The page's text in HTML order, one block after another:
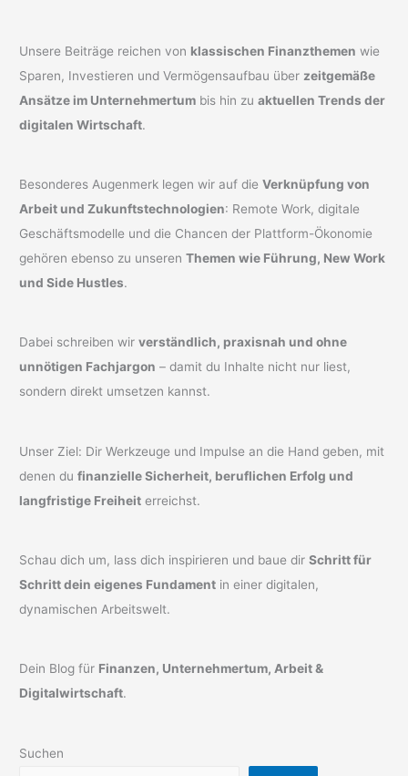
Unsere Beiträge reichen von klassischen Finanzthemen wie
Sparen, Investieren und Vermögensaufbau über zeitgemäße
Ansätze im Unternehmertum bis hin zuaktuellen Trends der
digitalen Wirtschaft.
Besonderes Augenmerk legen wir auf dieVerknüpfung von
Arbeit und Zukunftstechnologien: Remote Work, digitale
Geschäftsmodelle und die Chancen der Plattform-Ökonomie
gehören ebenso zu unserenThemen wie Führung, New Work
und Side Hustles.
Dabei schreiben wirverständlich, praxisnah und ohne
unnötigen Fachjargon – damit du Inhalte nicht nur liest,
sondern direkt umsetzen kannst.
Unser Ziel: Dir Werkzeuge und Impulse an die Hand geben, mit
denen dufinanzielle Sicherheit, beruflichen Erfolg und
langfristige Freiheit erreichst.
Schau dich um, lass dich inspirieren und baue dirSchritt für
Schritt dein eigenes Fundament in einer digitalen,
dynamischen Arbeitswelt.
Dein Blog für Finanzen, Unternehmertum, Arbeit &
Digitalwirtschaft.
Suchen